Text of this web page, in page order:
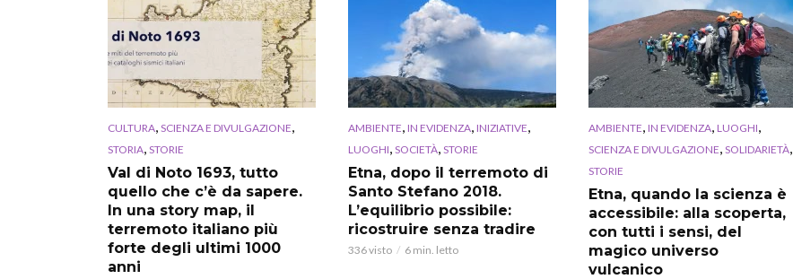
CULTURA, SCIENZA E DIVULGAZIONE,
STORIA, STORIE
Val di Noto 1693, tutto
quello che c’è da sapere.
In una story map, il
terremoto italiano più
forte degli ultimi 1000
anni
AMBIENTE, IN EVIDENZA, INIZIATIVE,
LUOGHI, SOCIETÀ, STORIE
Etna, dopo il terremoto di
Santo Stefano 2018.
L’equilibrio possibile:
ricostruire senza tradire
336 visto 6 min. letto
AMBIENTE, IN EVIDENZA, LUOGHI,
SCIENZA E DIVULGAZIONE, SOLIDARIETÀ,
STORIE
Etna, quando la scienza è
accessibile: alla scoperta,
con tutti i sensi, del
magico universo
vulcanico